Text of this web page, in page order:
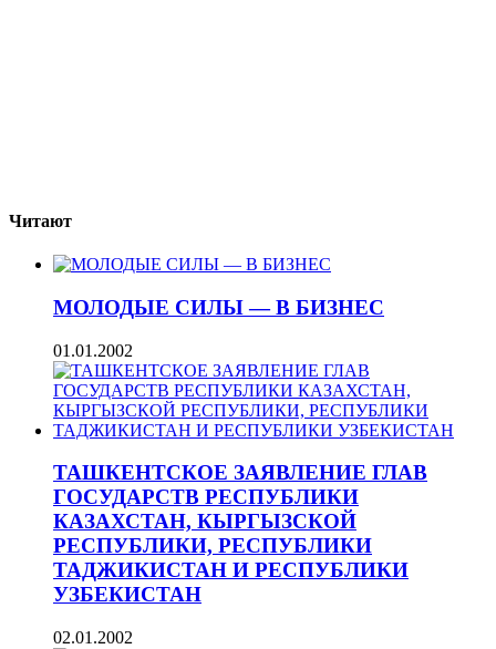
Читают
МОЛОДЫЕ СИЛЫ — В БИЗНЕС
01.01.2002
ТАШКЕНТСКОЕ ЗАЯВЛЕНИЕ ГЛАВ
ГОСУДАРСТВ РЕСПУБЛИКИ
КАЗАХСТАН, КЫРГЫЗСКОЙ
РЕСПУБЛИКИ, РЕСПУБЛИКИ
ТАДЖИКИСТАН И РЕСПУБЛИКИ
УЗБЕКИСТАН
02.01.2002